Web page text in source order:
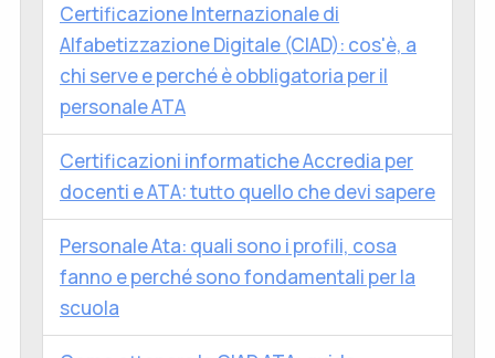
Certificazione Internazionale di
Alfabetizzazione Digitale (CIAD): cos'è, a
chi serve e perché è obbligatoria per il
personale ATA
Certificazioni informatiche Accredia per
docenti e ATA: tutto quello che devi sapere
Personale Ata: quali sono i profili, cosa
fanno e perché sono fondamentali per la
scuola